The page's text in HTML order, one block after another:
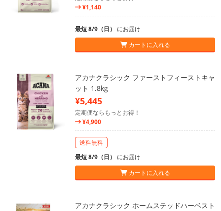
¥1,140
最短 8/9（日） にお届け
カートに入れる
アカナクラシック ファーストフィーストキャ
ット 1.8kg
¥5,445
定期便ならもっとお得！
¥4,900
送料無料
最短 8/9（日） にお届け
カートに入れる
アカナクラシック ホームステッドハーベスト